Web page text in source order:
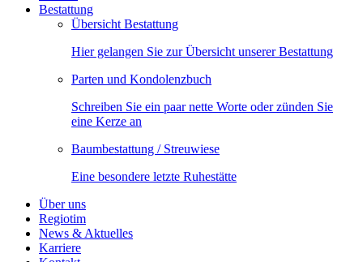
Bestattung
Übersicht Bestattung
Hier gelangen Sie zur Übersicht unserer Bestattung
Parten und Kondolenzbuch
Schreiben Sie ein paar nette Worte oder zünden Sie
eine Kerze an
Baumbestattung / Streuwiese
Eine besondere letzte Ruhestätte
Über uns
Regiotim
News & Aktuelles
Karriere